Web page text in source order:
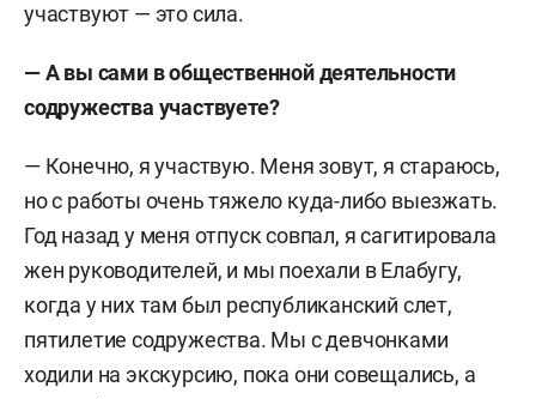
участвуют — это сила.
— А вы сами в общественной деятельности
содружества участвуете?
— Конечно, я участвую. Меня зовут, я стараюсь,
но с работы очень тяжело куда-либо выезжать.
Год назад у меня отпуск совпал, я сагитировала
жен руководителей, и мы поехали в Елабугу,
когда у них там был республиканский слет,
пятилетие содружества. Мы с девчонками
ходили на экскурсию, пока они совещались, а